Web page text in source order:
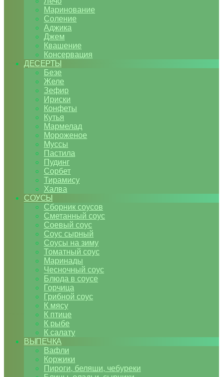
Маринование
Соление
Аджика
Джем
Квашение
Консервация
ДЕСЕРТЫ
Безе
Желе
Зефир
Ириски
Конфеты
Кутья
Мармелад
Мороженое
Муссы
Пастила
Пудинг
Сорбет
Тирамису
Халва
СОУСЫ
Сборник соусов
Сметанный соус
Соевый соус
Соус сырный
Соусы на зиму
Томатный соус
Маринады
Чесночный соус
Блюда в соусе
Горчица
Грибной соус
К мясу
К птице
К рыбе
К салату
ВЫПЕЧКА
Вафли
Коржики
Пироги, беляши, чебуреки